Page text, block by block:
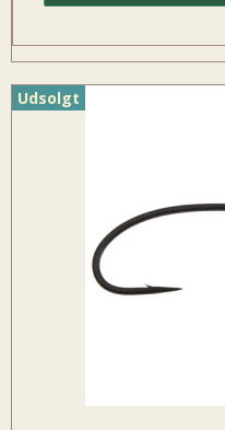
Udsolgt